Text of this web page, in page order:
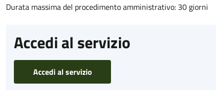
Durata massima del procedimento amministrativo: 30 giorni
Accedi al servizio
Accedi al servizio